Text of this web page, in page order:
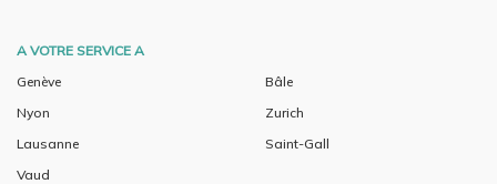
A VOTRE SERVICE A
Genève
Nyon
Lausanne
Vaud
Bâle
Zurich
Saint-Gall